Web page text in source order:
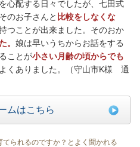
心配する日々でしたが、七田式
のお子さんと 比較をしなくな
つことが出来ました。そのおか
。 娘は早いうちからお話をする
ことが小さい月齢の頃からでも
よくありました。（守山市K様 通
ムはこちら
てられるのですか？とよく聞かれる